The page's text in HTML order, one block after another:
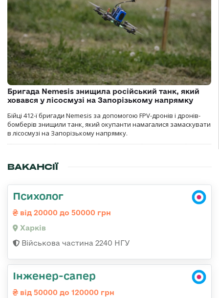
Бригада Nemesis знищила російський танк, який
ховався у лісосмузі на Запорізькому напрямку
Бійці 412-ї бригади Nemesis за допомогою FPV-дронів і дронів-
бомберів знищили танк, який окупанти намагалися замаскувати
в лісосмузі на Запорізькому напрямку.
ВАКАНСІЇ
Психолог
від 20000 до 50000 грн
Харків
Військова частина 2240 НГУ
Інженер-сапер
від 50000 до 120000 грн